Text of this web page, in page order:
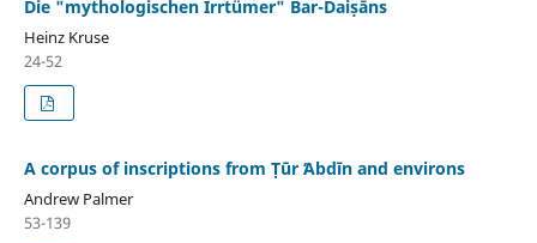
Die "mythologischen Irrtümer" Bar-Daiṣāns
Heinz Kruse
24-52
A corpus of inscriptions from Ṭūr ʻAbdīn and environs
Andrew Palmer
53-139